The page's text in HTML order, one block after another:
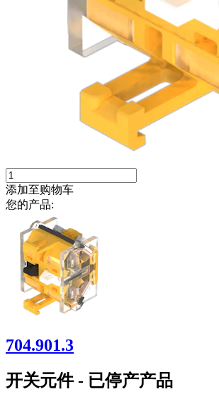
添加至购物车
您的产品:
704.901.3
开关元件 - 已停产产品